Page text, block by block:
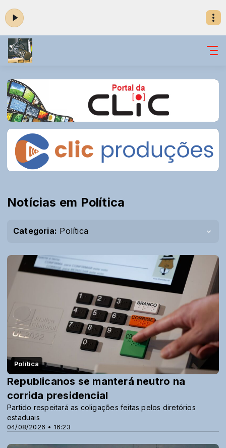
Notícias em Política
Categoria: Política
Política
04/08/2026 • 16:23
Republicanos se manterá neutro na
corrida presidencial
Partido respeitará as coligações feitas pelos diretórios
estaduais